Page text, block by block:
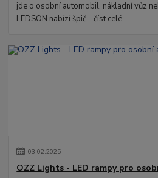
jde o osobní automobil, nákladní vůz
LEDSON nabízí špič...číst celé
03.02.2025
OZZ Lights - LED rampy pro